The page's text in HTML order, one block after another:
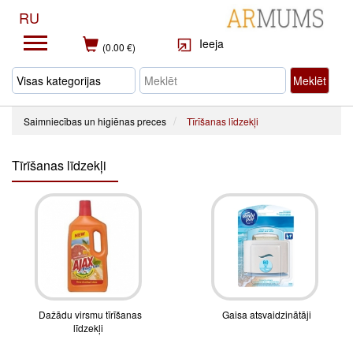
RU
(0.00 €) Ieeja
Meklēt
Saimniecības un higiēnas preces Tīrīšanas līdzekļi
Tīrīšanas līdzekļi
Dažādu virsmu tīrīšanas
līdzekļi
Gaisa atsvaidzinātāji